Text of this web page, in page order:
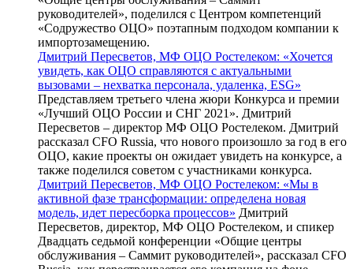
руководителей», поделился с Центром компетенций
«Содружество ОЦО» поэтапным подходом компании к
импортозамещению.
Дмитрий Пересветов, МФ ОЦО Ростелеком: «Хочется
увидеть, как ОЦО справляются с актуальными
вызовами – нехватка персонала, удаленка, ESG»
Представляем третьего члена жюри Конкурса и премии
«Лучший ОЦО России и СНГ 2021». Дмитрий
Пересветов – директор МФ ОЦО Ростелеком. Дмитрий
рассказал CFO Russia, что нового произошло за год в его
ОЦО, какие проекты он ожидает увидеть на конкурсе, а
также поделился советом с участниками конкурса.
Дмитрий Пересветов, МФ ОЦО Ростелеком: «Мы в
активной фазе трансформации: определена новая
модель, идет пересборка процессов» Дмитрий
Пересветов, директор, МФ ОЦО Ростелеком, и спикер
Двадцать седьмой конференции «Общие центры
обслуживания – Саммит руководителей», рассказал CFO